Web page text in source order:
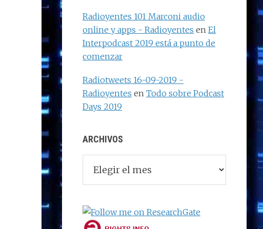
Radioyentes 101 Marconi audio
online y apps - Radioyentes en El
Interpodcast 2019 está a punto de
comenzar
Radiotweets 16-09-2019 -
Radioyentes en Todo sobre Podcast
Days 2019
ARCHIVOS